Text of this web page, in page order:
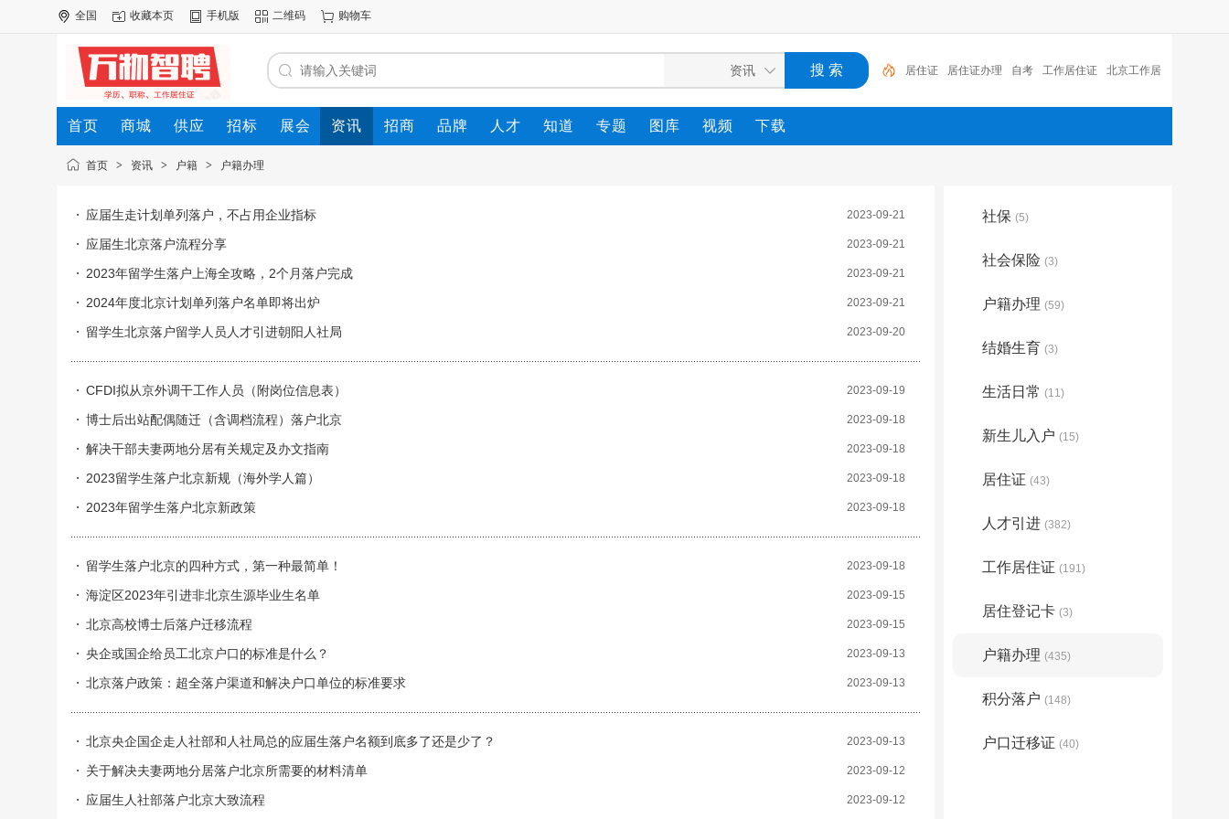
全国 收藏本页 手机版 二维码 购物车
居住证 居住证办理 自考 工作居住证 北京工作居
住证 上海居住证办理, 房 北京市工作居住证 上海
落户 幼升小
首页 商城 供应 招标 展会 资讯 招商 品牌 人才 知道 专题 图库 视频 下载
首页 > 资讯 > 户籍 > 户籍办理
2023-09-21
应届生走计划单列落户，不占用企业指标
2023-09-21
应届生北京落户流程分享
2023-09-21
2023年留学生落户上海全攻略，2个月落户完成
2023-09-21
2024年度北京计划单列落户名单即将出炉
2023-09-20
留学生北京落户留学人员人才引进朝阳人社局
2023-09-19
CFDI拟从京外调干工作人员（附岗位信息表）
2023-09-18
博士后出站配偶随迁（含调档流程）落户北京
2023-09-18
解决干部夫妻两地分居有关规定及办文指南
2023-09-18
2023留学生落户北京新规（海外学人篇）
2023-09-18
2023年留学生落户北京新政策
2023-09-18
留学生落户北京的四种方式，第一种最简单！
2023-09-15
海淀区2023年引进非北京生源毕业生名单
2023-09-15
北京高校博士后落户迁移流程
2023-09-13
央企或国企给员工北京户口的标准是什么？
2023-09-13
北京落户政策：超全落户渠道和解决户口单位的标准要求
2023-09-13
北京央企国企走人社部和人社局总的应届生落户名额到底多了还是少了？
2023-09-12
关于解决夫妻两地分居落户北京所需要的材料清单
2023-09-12
应届生人社部落户北京大致流程
社保 (5)
社会保险 (3)
户籍办理 (59)
结婚生育 (3)
生活日常 (11)
新生儿入户 (15)
居住证 (43)
人才引进 (382)
工作居住证 (191)
居住登记卡 (3)
户籍办理 (435)
积分落户 (148)
户口迁移证 (40)